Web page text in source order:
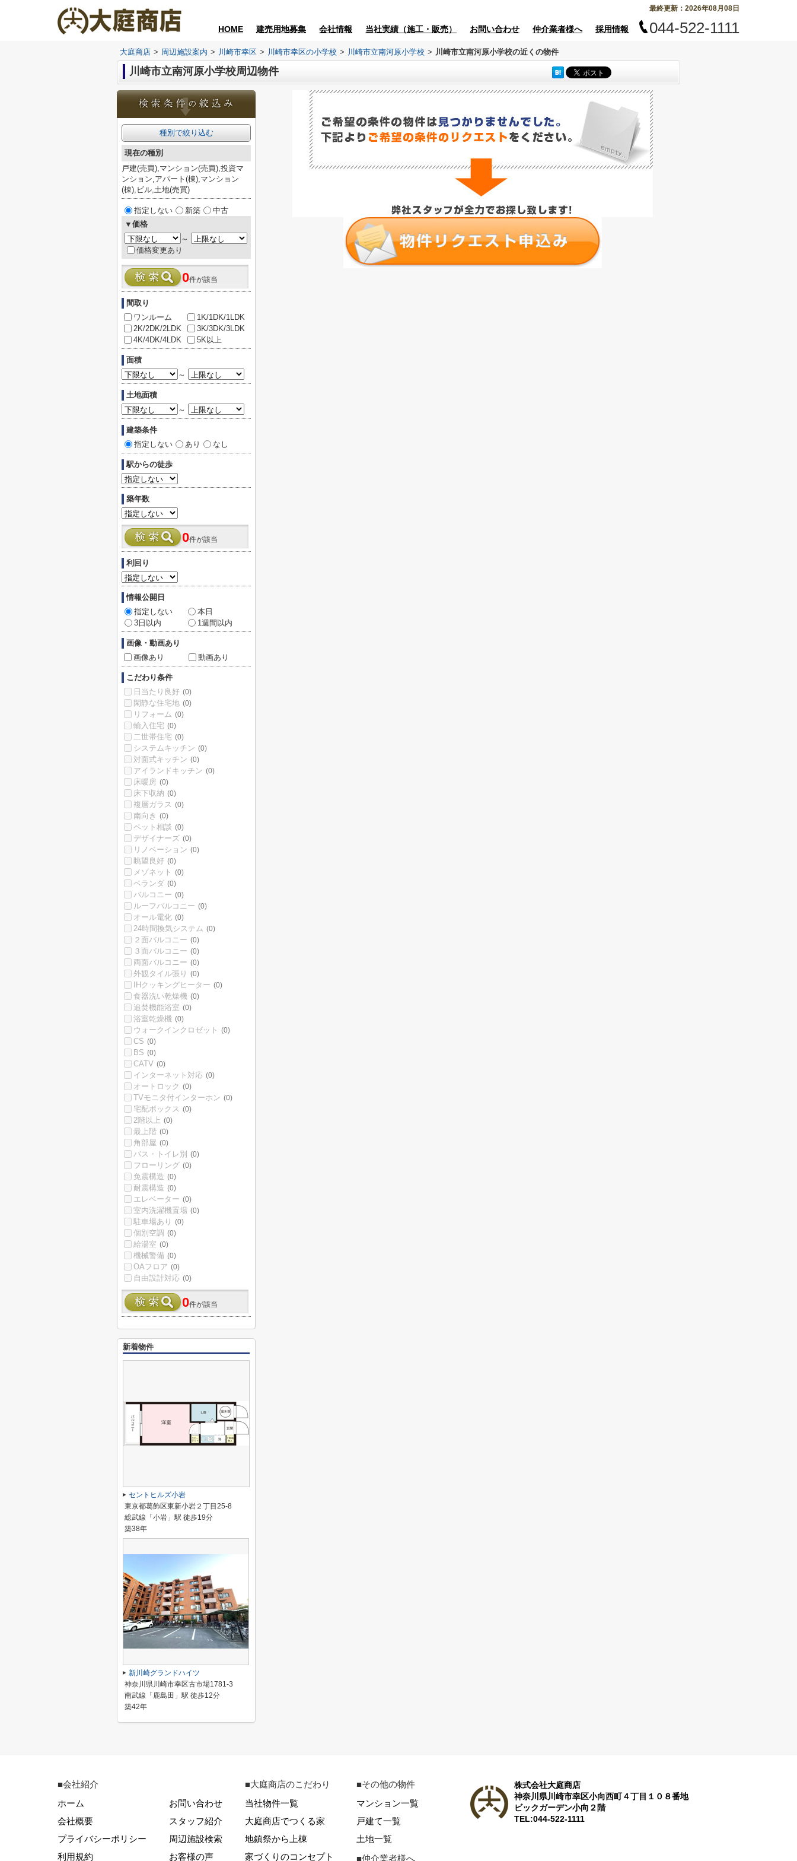
最終更新：2026年08月08日
HOME 建売用地募集 会社情報 当社実績（施工・販売） お問い合わせ 仲介業者様へ 採用情報 044-522-1111
大庭商店 > 周辺施設案内 > 川崎市幸区 > 川崎市幸区の小学校 > 川崎市立南河原小学校 > 川崎市立南河原小学校の近くの物件
川崎市立南河原小学校周辺物件
種別で絞り込む
現在の種別
戸建(売買),マンション(売買),投資マ
ンション,アパート(棟),マンション
(棟),ビル,土地(売買)
指定しない 新築
中古
▼価格
～
価格変更あり
0件が該当
間取り
ワンルーム
1K/1DK/1LDK
2K/2DK/2LDK
3K/3DK/3LDK
4K/4DK/4LDK
5K以上
面積
～
土地面積
～
建築条件
指定しない
あり なし
駅からの徒歩
築年数
0件が該当
利回り
情報公開日
指定しない
本日
3日以内
1週間以内
画像・動画あり
画像あり
動画あり
こだわり条件
日当たり良好 (0)
閑静な住宅地 (0)
リフォーム (0)
輸入住宅 (0)
二世帯住宅 (0)
システムキッチン (0)
対面式キッチン (0)
アイランドキッチン (0)
床暖房 (0)
床下収納 (0)
複層ガラス (0)
南向き (0)
ペット相談 (0)
デザイナーズ (0)
リノベーション (0)
眺望良好 (0)
メゾネット (0)
ベランダ (0)
バルコニー (0)
ルーフバルコニー (0)
オール電化 (0)
24時間換気システム (0)
２面バルコニー (0)
３面バルコニー (0)
両面バルコニー (0)
外観タイル張り (0)
IHクッキングヒーター (0)
食器洗い乾燥機 (0)
追焚機能浴室 (0)
浴室乾燥機 (0)
ウォークインクロゼット (0)
CS (0)
BS (0)
CATV (0)
インターネット対応 (0)
オートロック (0)
TVモニタ付インターホン (0)
宅配ボックス (0)
2階以上 (0)
最上階 (0)
角部屋 (0)
バス・トイレ別 (0)
フローリング (0)
免震構造 (0)
耐震構造 (0)
エレベーター (0)
室内洗濯機置場 (0)
駐車場あり (0)
個別空調 (0)
給湯室 (0)
機械警備 (0)
OAフロア (0)
自由設計対応 (0)
0件が該当
新着物件
セントヒルズ小岩
東京都葛飾区東新小岩２丁目25-8
総武線「小岩」駅 徒歩19分
築38年
新川崎グランドハイツ
神奈川県川崎市幸区古市場1781-3
南武線「鹿島田」駅 徒歩12分
築42年
■会社紹介
ホーム
会社概要
プライバシーポリシー
利用規約
お問い合わせ
スタッフ紹介
周辺施設検索
お客様の声
■大庭商店のこだわり
当社物件一覧
大庭商店でつくる家
地鎮祭から上棟
家づくりのコンセプト
■その他の物件
マンション一覧
戸建て一覧
土地一覧
■仲介業者様へ
株式会社大庭商店
神奈川県川崎市幸区小向西町４丁目１０８番地
ビックガーデン小向２階
TEL:044-522-1111